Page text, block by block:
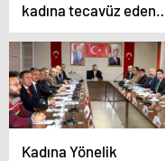
kadına tecavüz eden
adam, herkesin içinde
idam edildi
Kadına Yönelik